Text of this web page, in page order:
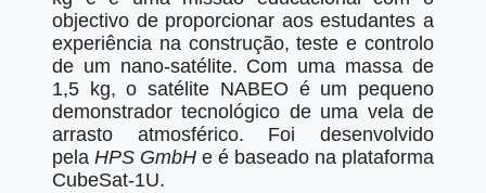
objectivo de proporcionar aos estudantes a
experiência na construção, teste e controlo
de um nano-satélite. Com uma massa de
1,5 kg, o satélite NABEO é um pequeno
demonstrador tecnológico de uma vela de
arrasto atmosférico. Foi desenvolvido
pela HPS GmbH e é baseado na plataforma
CubeSat-1U.